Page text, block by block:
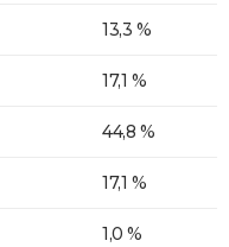
13,3 %
17,1 %
44,8 %
17,1 %
1,0 %